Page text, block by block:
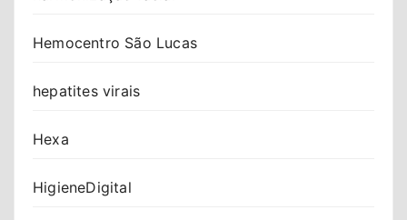
Hemocentro São Lucas
hepatites virais
Hexa
HigieneDigital